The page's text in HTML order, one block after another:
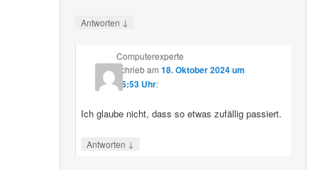
Antworten ↓
Computerexperte
schriebam 18. Oktober 2024 um
06:53 Uhr:
Ich glaube nicht, dass so etwas zufällig passiert.
Antworten ↓